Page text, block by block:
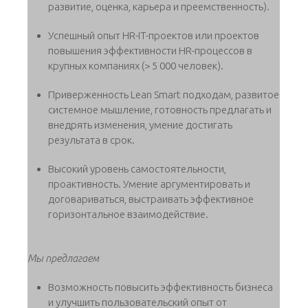
развитие, оценка, карьера и преемственность).
Успешный опыт HR-IT-проектов или проектов
повышения эффективности HR-процессов в
крупных компаниях (> 5 000 человек).
Приверженность Lean Smart подходам, развитое
системное мышление, готовность предлагать и
внедрять изменения, умение достигать
результата в срок.
Высокий уровень самостоятельности,
проактивность. Умение аргументировать и
договариваться, выстраивать эффективное
горизонтальное взаимодействие.
Мы предлагаем
Возможность повысить эффективность бизнеса
и улучшить пользовательский опыт от